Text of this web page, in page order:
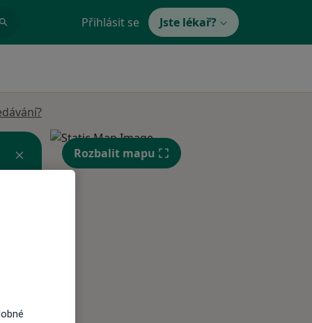
Přihlásit se Jste lékař?
Rozbalit mapu